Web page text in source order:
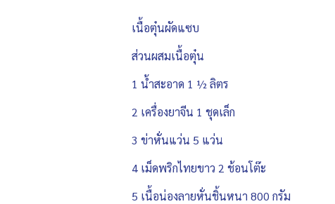
เนื้อตุ๋นผัดแซบ
ส่วนผสมเนื้อตุ๋น
1 น้ำสะอาด 1 ½ ลิตร
2 เครื่องยาจีน 1 ชุดเล็ก
3 ข่าหั่นแว่น 5 แว่น
4 เม็ดพริกไทยขาว 2 ช้อนโต๊ะ
5 เนื้อน่องลายหั่นชิ้นหนา 800 กรัม